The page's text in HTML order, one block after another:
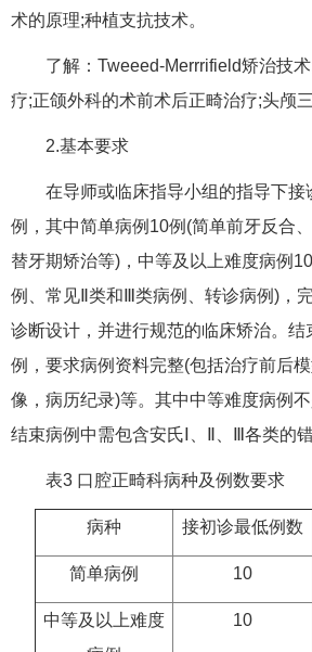
术的原理;种植支抗技术。
了解：Tweeed-Merrrifield矫治技术
疗;正颌外科的术前术后正畸治疗;头颅
2.基本要求
在导师或临床指导小组的指导下接
例，其中简单病例10例(简单前牙反合
替牙期矫治等)，中等及以上难度病例
例、常见Ⅱ类和Ⅲ类病例、转诊病例)，
诊断设计，并进行规范的临床矫治。结
例，要求病例资料完整(包括治疗前后
像，病历纪录)等。其中中等难度病例不
结束病例中需包含安氏Ⅰ、Ⅱ、Ⅲ各类的错
表3 口腔正畸科病种及例数要求
病种 接初诊最低例数
简单病例 10
中等及以上难度
10